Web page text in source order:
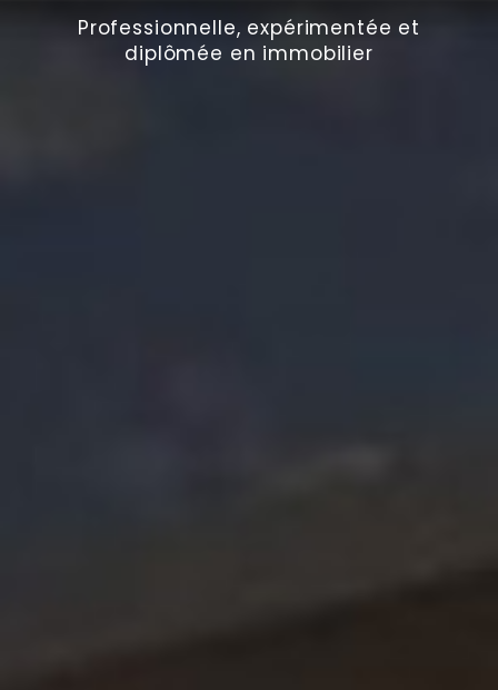
Professionnelle, expérimentée et
diplômée en immobilier